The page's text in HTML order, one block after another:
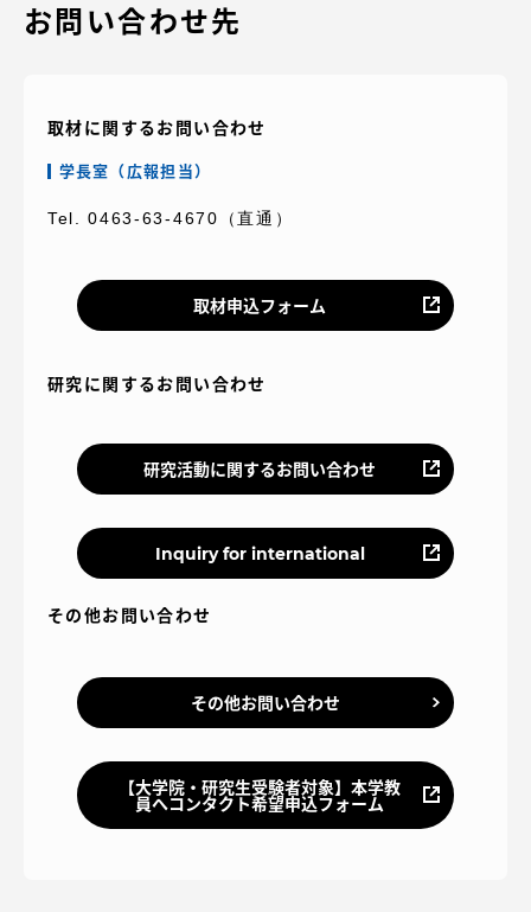
お問い合わせ先
取材に関するお問い合わせ
学長室（広報担当）
Tel. 0463-63-4670（直通）
取材申込フォーム
研究に関するお問い合わせ
研究活動に関するお問い合わせ
Inquiry for international
その他お問い合わせ
その他お問い合わせ
【大学院・研究生受験者対象】本学教
員へコンタクト希望申込フォーム